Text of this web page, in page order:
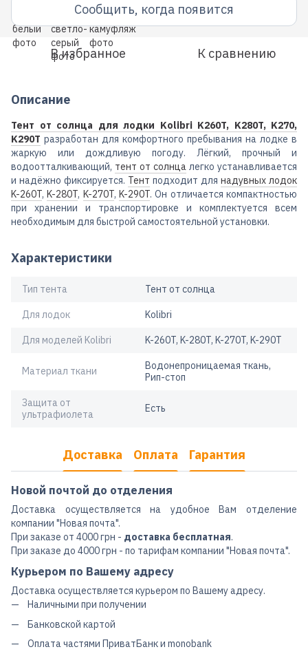
Сообщить, когда появится
В избранное К сравнению
Описание
Тент от солнца для лодки Kolibri K260T, K280T, K270,
K290T разработан для комфортного пребывания на лодке в
жаркую или дождливую погоду. Лёгкий, прочный и
водоотталкивающий, тент от солнца легко устанавливается
и надёжно фиксируется. Тент подходит для надувных лодок
K-260T,K-280T, K-270T,K-290T. Он отличается компактностью
при хранении и транспортировке и комплектуется всем
необходимым для быстрой самостоятельной установки.
Характеристики
Тип тента Тент от солнца
Для лодок Kolibri
Для моделей Kolibri K-260T, K-280T, K-270T, K-290T
Материал ткани
Водонепроницаемая ткань,
Рип-стоп
Защита от
ультрафиолета
Есть
Доставка Оплата Гарантия
Новой почтой до отделения
Доставка осуществляется на удобное Вам отделение
компании "Новая почта".
При заказе от 4000 грн - доставка бесплатная.
При заказе до 4000 грн - по тарифам компании "Новая почта".
Курьером по Вашему адресу
Доставка осуществляется курьером по Вашему адресу.
Наличными при получении
Банковской картой
Оплата частями ПриватБанк и monobank